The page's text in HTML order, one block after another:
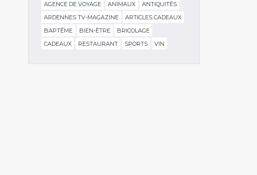
AGENCE DE VOYAGE ANIMAUX
ANTIQUITÉS
ARDENNES TV-MAGAZINE
ARTICLES CADEAUX
BAPTÊME
BIEN-ÊTRE
BRICOLAGE
CADEAUX
RESTAURANT SPORTS VIN